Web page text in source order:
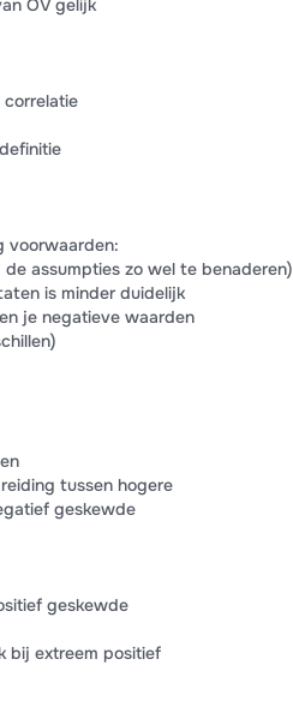
OV gelijk
voorwaarden:
assumpties zo wel te benaderen)
is minder duidelijk
je negatieve waarden
tussen hogere
geskewde
geskewde
bij extreem positief